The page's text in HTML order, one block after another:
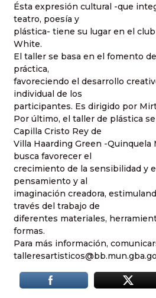
Ésta expresión cultural -que
teatro, poesía y
plástica- tiene su lugar en el
White.
El taller se basa en el fomento
práctica,
favoreciendo el desarrollo
individual de los
participantes. Es dirigido por
Por último, el taller de plástica
Capilla Cristo Rey de
Villa Haarding Green -Quinquela
busca favorecer el
crecimiento de la sensibilidad y
pensamiento y al
imaginación creadora,
través del trabajo de
diferentes materiales,
formas.
Para más información,